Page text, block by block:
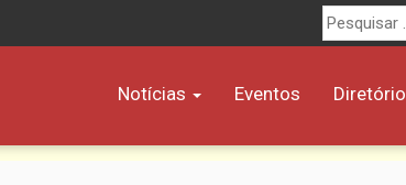
Procurar
por:
Notícias Eventos Diretório